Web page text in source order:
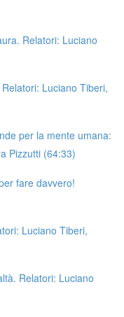
Relatori: Luciano
Luciano Tiberi,
per la mente umana:
Pizzutti (64:33)
fare davvero!
Luciano Tiberi,
Relatori: Luciano